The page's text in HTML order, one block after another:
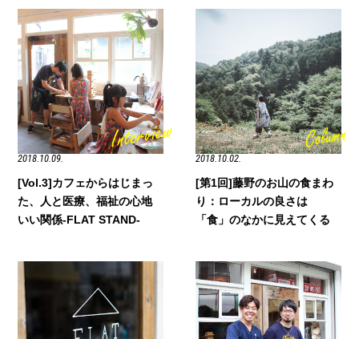
2018.10.09.
[Vol.3]カフェからはじまっ
た、人と医療、福祉の心地
いい関係-FLAT STAND-
2018.10.02.
[第1回]藤野のお山の食まわ
り：ローカルの良さは
「食」のなかに見えてくる